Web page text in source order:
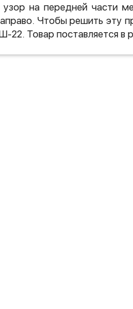
узор на передней части
Чтобы решить эту
22. Товар поставляется в